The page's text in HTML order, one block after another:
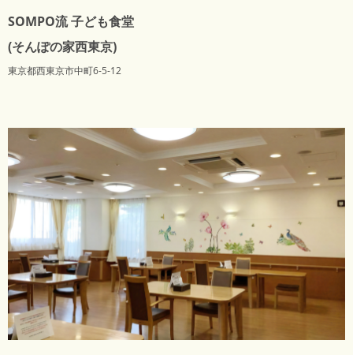
SOMPO流 子ども食堂
(そんぽの家西東京)
東京都西東京市中町6-5-12